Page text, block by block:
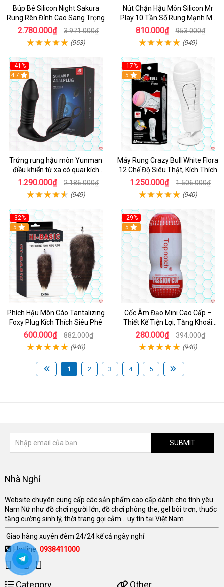
Búp Bê Silicon Night Sakura
Rung Rên Đỉnh Cao Sang Trọng
2.780.000₫ 3.971.000₫
(953)
Nút Chặn Hậu Môn Silicon Mr
Play 10 Tần Số Rung Mạnh Mẽ
Kích Thích
810.000₫ 953.000₫
(949)
-41%
Hot
4.7
Trứng rung hậu môn Yunman
điều khiển từ xa có quai kích
thích
1.290.000₫ 2.186.000₫
(949)
-17%
5
Máy Rung Crazy Bull White Flora
12 Chế Độ Siêu Thật, Kích Thích
1.250.000₫ 1.506.000₫
(940)
-32%
Hot
5
Phích Hậu Môn Cáo Tantalizing
Foxy Plug Kích Thích Siêu Phê
600.000₫ 882.000₫
(940)
-29%
5
Cốc Âm Đạo Mini Cao Cấp –
Thiết Kế Tiện Lợi, Tăng Khoái
Cảm
280.000₫ 394.000₫
(940)
1 2 3 4 5
SUBMIT
Nhà Nghỉ
Website chuyên cung cấp các sản phẩm cao cấp dành cho tình yêu
Nam Nữ như đồ chơi người lớn, đồ chơi phòng the, gel bôi trơn, thuốc
tăng cường sinh lý, thời trang gợi cảm... uy tín tại Việt Nam
Giao hàng xuyên đêm 24/24 kể cả ngày nghỉ
Hotline: 0938411000
Category Other